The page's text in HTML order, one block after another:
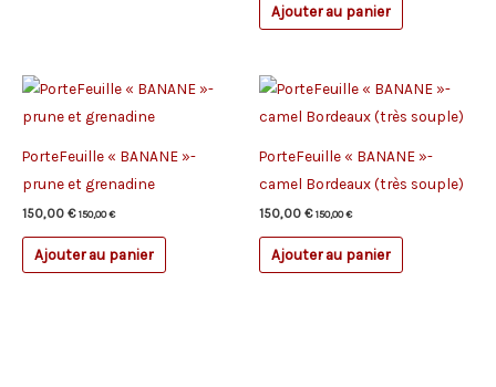
Ajouter au panier
PorteFeuille « BANANE »-
prune et grenadine
150,00 € 150,00€
Ajouter au panier
PorteFeuille « BANANE »-
camel Bordeaux (très souple)
150,00 € 150,00€
Ajouter au panier